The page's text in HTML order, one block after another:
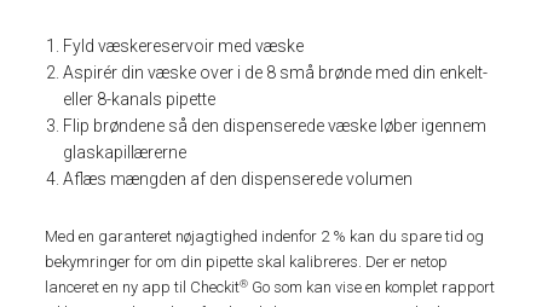
Fyld væskereservoir med væske
Aspirér din væske over i de 8 små brønde med din enkelt-
eller 8-kanals pipette
Flip brøndene så den dispenserede væske løber igennem
glaskapillærerne
Aflæs mængden af den dispenserede volumen
Med en garanteret nøjagtighed indenfor 2 % kan du spare tid og
bekymringer for om din pipette skal kalibreres. Der er netop
lanceret en ny app til Checkit® Go som kan vise en komplet rapport